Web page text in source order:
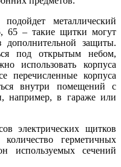
металлический
65 – такие щитки могут
защиты.
под открытым небом,
использовать корпуса
корпуса
внутри помещений с
например, в гараже или
электрических щитков
герметичных
используемых сечений